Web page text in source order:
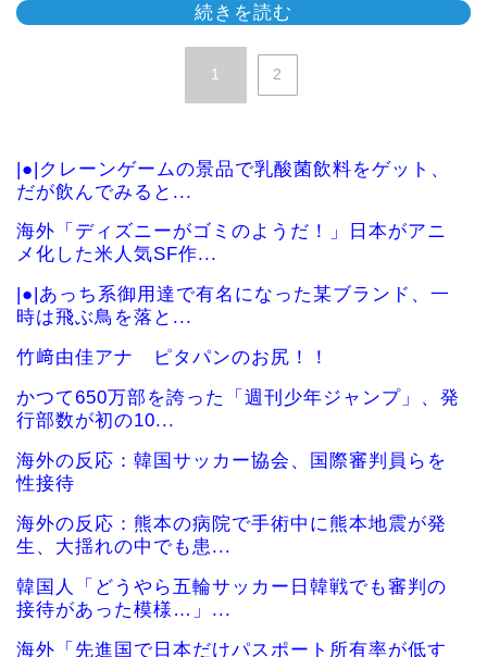
続きを読む
1 2
|●|クレーンゲームの景品で乳酸菌飲料をゲット、
だが飲んでみると...
海外「ディズニーがゴミのようだ！」日本がアニ
メ化した米人気SF作...
|●|あっち系御用達で有名になった某ブランド、一
時は飛ぶ鳥を落と...
竹﨑由佳アナ ピタパンのお尻！！
かつて650万部を誇った「週刊少年ジャンプ」、発
行部数が初の10...
海外の反応：韓国サッカー協会、国際審判員らを
性接待
海外の反応：熊本の病院で手術中に熊本地震が発
生、大揺れの中でも患...
韓国人「どうやら五輪サッカー日韓戦でも審判の
接待があった模様…」...
海外「先進国で日本だけパスポート所有率が低す